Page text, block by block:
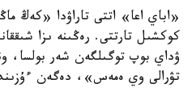
«اباي اعا» اتتى تاراۋدا «كەڭ
كوكشىل تارتتى. رەڭىنە ىزا
ۋداي بوپ توگىلگەن شەر بولسا،
تۋرالى وي ەمەس»، دەگەن